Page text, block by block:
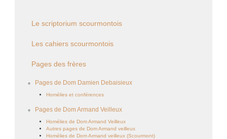
Le scriptorium scourmontois
Les cahiers scourmontois
Pages des frères
Pages de Dom Damien Debaisieux
Homélies et conférences
Pages de Dom Armand Veilleux
Homélies de Dom Armand Veilleux
Autres pages de Dom Armand veilleux
Homélies de Dom Armand veilleux (Scourmont)